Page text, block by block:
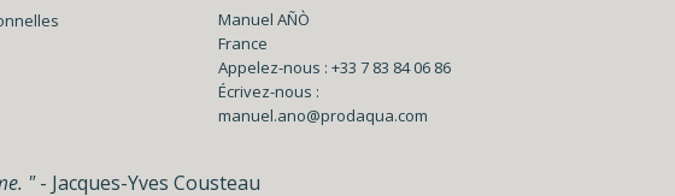
Manuel AÑÒ
France
Appelez-nous : +33 7 83 84 06 86
Écrivez-nous :
manuel.ano@prodaqua.com
"- Jacques-Yves Cousteau